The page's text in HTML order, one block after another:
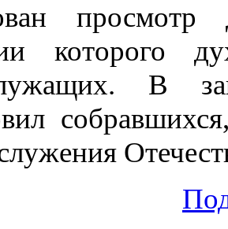
которого
В